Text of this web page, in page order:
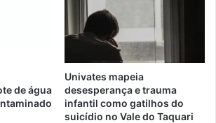
de água
Univates mapeia
desesperança e trauma
infantil como gatilhos do
suicídio no Vale do Taquari